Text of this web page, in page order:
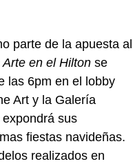
parte de la apuesta al
Arte en el Hilton se
las 6pm en el lobby
Art y la Galería
sus
fiestas navideñas.
realizados en